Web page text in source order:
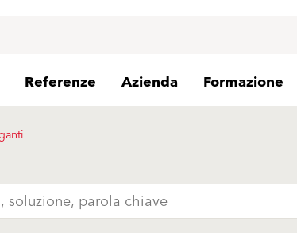
Referenze Azienda Formazione